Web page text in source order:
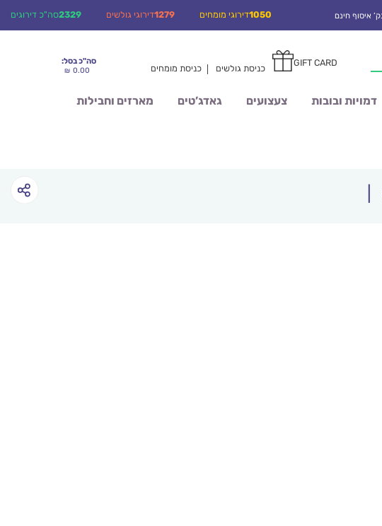
1050דירוגי מומחים 1279דירוגי גולשים 2329סה"כ דירוגים
GIFT CARD כניסת גולשים כניסת מומחים
סה"כ בסל:
₪ 0.00
דמויות ובובות צעצועים גאדג’טים מארזים וחבילות